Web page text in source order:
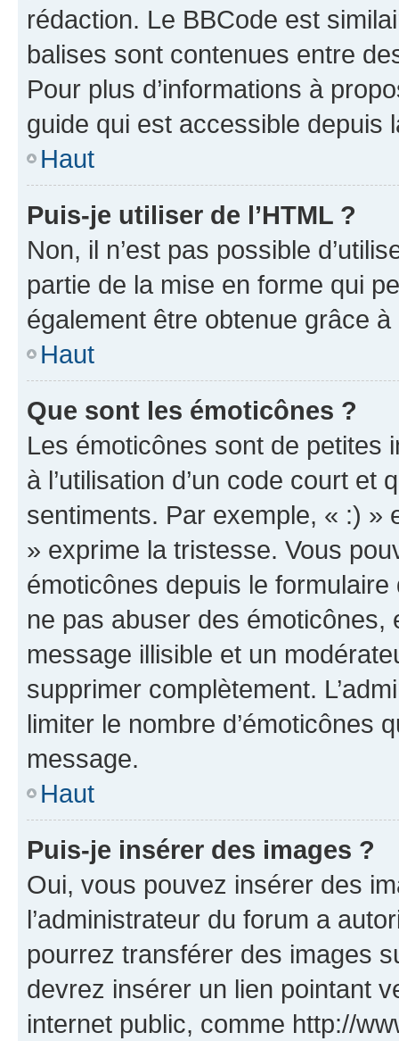
rédaction. Le BBCode est
balises sont contenues entre
Pour plus d’informations à
guide qui est accessible depuis
Haut
Puis-je utiliser de l’HTML ?
Non, il n’est pas possible
partie de la mise en forme qui
également être obtenue grâce à
Haut
Que sont les émoticônes ?
Les émoticônes sont de petites
à l’utilisation d’un code court et
sentiments. Par exemple, « :) »
» exprime la tristesse. Vous
émoticônes depuis le
ne pas abuser des
message illisible et un
supprimer complètement.
limiter le nombre d’émoticônes
message.
Haut
Puis-je insérer des images ?
Oui, vous pouvez insérer des
l’administrateur du forum a
pourrez transférer des images
devrez insérer un lien pointant
internet public, comme http://